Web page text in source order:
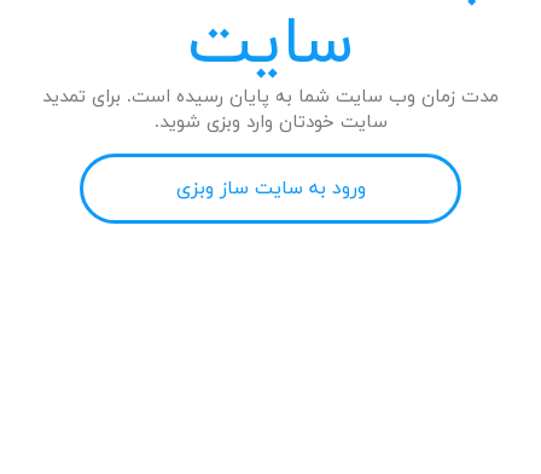
سایت
مدت زمان وب سایت شما به پایان رسیده است. برای تمدید
سایت خودتان وارد وبزی شوید.
ورود به سایت ساز وبزی